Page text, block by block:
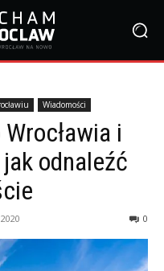
Wiadomości
i
odnaleźć
0